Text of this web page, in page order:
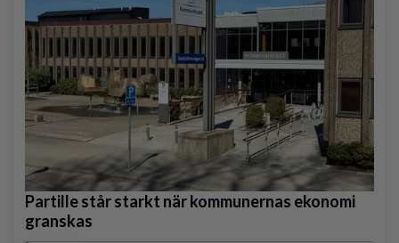
Partille står starkt när kommunernas ekonomi
granskas